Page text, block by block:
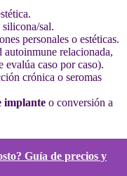
sal.
personales o estéticas.
autoinmune relacionada,
evalúa caso por caso).
crónica o seromas
implante o conversión a
Guía de precios y